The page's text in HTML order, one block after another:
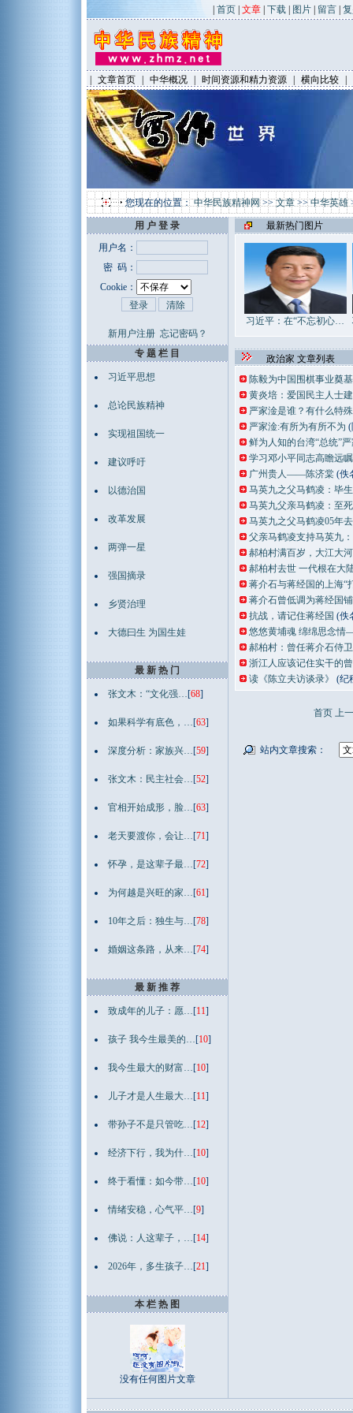
首页 文章 下载 图片 留言
文章首页 中华概况 时间资源和精力资源 横向比较
您现在的位置：中华民族精神网>>文章>>中华英雄
用 户 登 录
用户名：
密 码：
Cookie：
新用户注册 忘记密码？
专 题 栏 目
习近平思想
总论民族精神
实现祖国统一
建议呼吁
以德治国
改革发展
两弹一星
强国摘录
乡贤治理
大德曰生 为国生娃
最 新 热 门
张文木：“文化强…[68]
如果科学有底色，…[63]
深度分析：家族兴…[59]
张文木：民主社会…[52]
官相开始成形，脸…[63]
老天要渡你，会让…[71]
怀孕，是这辈子最…[72]
为何越是兴旺的家…[61]
10年之后：独生与…[78]
婚姻这条路，从来…[74]
最 新 推 荐
致成年的儿子：愿…[11]
孩子 我今生最美的…[10]
我今生最大的财富…[10]
儿子才是人生最大…[11]
带孙子不是只管吃…[12]
经济下行，我为什…[10]
终于看懂：如今带…[10]
情绪安稳，心气平…[9]
佛说：人这辈子，…[14]
2026年，多生孩子…[21]
本 栏 热 图
没有任何图片文章
最新热门图片
习近平：在“不忘初心…
政治家 文章列表
陈毅为中国围棋事业奠基
黄炎培：爱国民主人士
严家淦是谁？有什么特
严家淦:有所为有所不为 (
鲜为人知的台湾“总统”
学习邓小平同志高瞻远
广州贵人——陈济棠 (佚
马英九之父马鹤凌：毕
马英九父亲马鹤凌：至
马英九之父马鹤凌05年
父亲马鹤凌支持马英九
郝柏村满百岁，大江大
郝柏村去世 一代根在大
蒋介石与蒋经国的上海“
蒋介石曾低调为蒋经国
抗战，请记住蒋经国 (佚
悠悠黄埔魂 绵绵思念
郝柏村：曾任蒋介石侍
浙江人应该记住实干的
读《陈立夫访谈录》
(纪
首页 上
站内文章搜索：